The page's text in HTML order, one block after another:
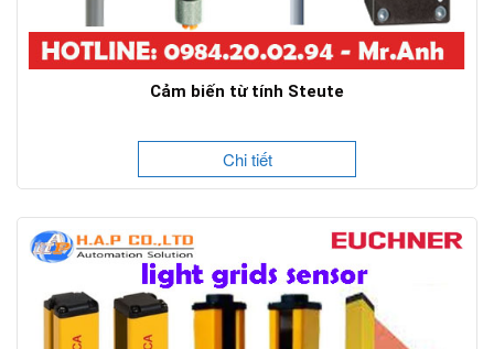
Cảm biến từ tính Steute
Chi tiết